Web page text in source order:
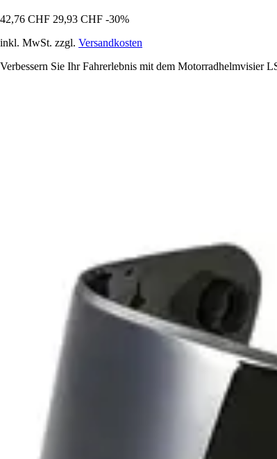
42,76 CHF 29,93 CHF -30%
inkl. MwSt. zzgl. Versandkosten
Verbessern Sie Ihr Fahrerlebnis mit dem Motorradhelmvisier